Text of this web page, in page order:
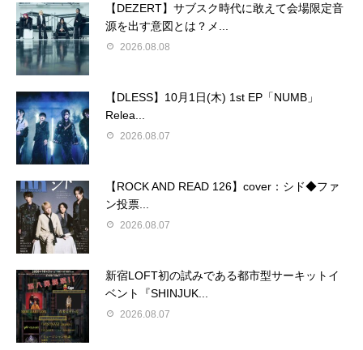
【DEZERT】サブスク時代に敢えて会場限定音
源を出す意図とは？メ...
2026.08.08
【DLESS】10月1日(木) 1st EP「NUMB」
Relea...
2026.08.07
【ROCK AND READ 126】cover：シド◆ファ
ン投票...
2026.08.07
新宿LOFT初の試みである都市型サーキットイ
ベント『SHINJUK...
2026.08.07